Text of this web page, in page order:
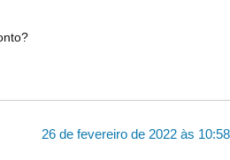
26 de fevereiro de 2022 às 10:58